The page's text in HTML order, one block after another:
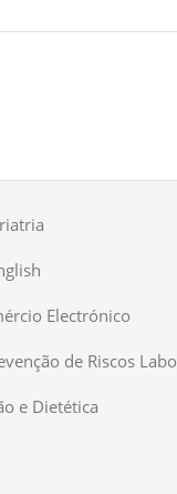
Electrónico
de Riscos
e Dietética